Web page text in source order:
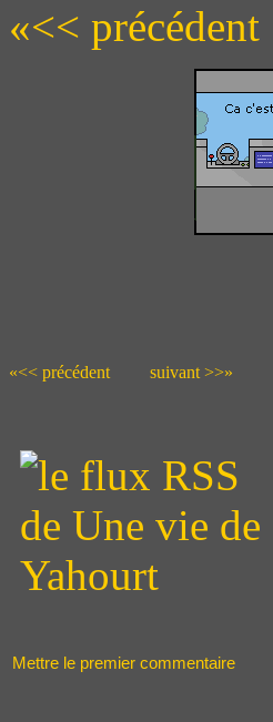
«<< précédent
«<< précédent suivant >>»
Mettre le premier commentaire